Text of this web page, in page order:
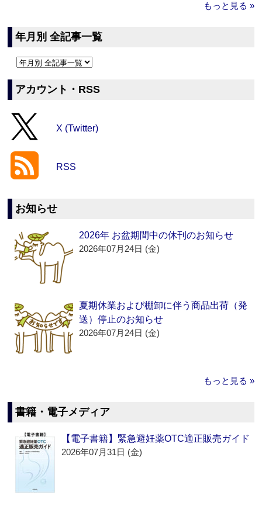
もっと見る »
年月別 全記事一覧
アカウント・RSS
X (Twitter)
RSS
お知らせ
2026年 お盆期間中の休刊のお知らせ
2026年07月24日 (金)
夏期休業および棚卸に伴う商品出荷（発
送）停止のお知らせ
2026年07月24日 (金)
もっと見る »
書籍・電子メディア
【電子書籍】緊急避妊薬OTC適正販売ガイド
2026年07月31日 (金)